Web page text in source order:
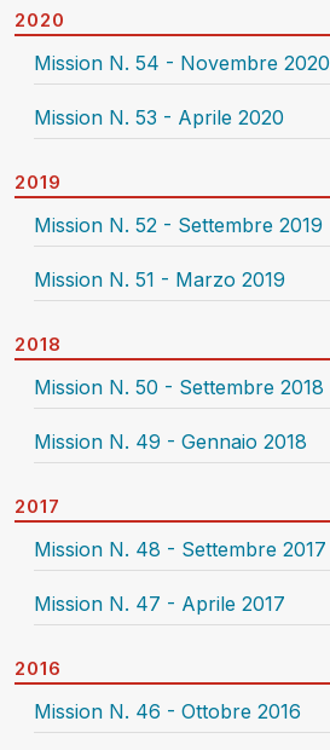
2020
Mission N. 54 - Novembre 2020
Mission N. 53 - Aprile 2020
2019
Mission N. 52 - Settembre 2019
Mission N. 51 - Marzo 2019
2018
Mission N. 50 - Settembre 2018
Mission N. 49 - Gennaio 2018
2017
Mission N. 48 - Settembre 2017
Mission N. 47 - Aprile 2017
2016
Mission N. 46 - Ottobre 2016